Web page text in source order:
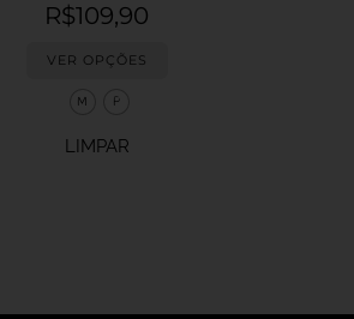
R$109,90
VER OPÇÕES
M P
LIMPAR